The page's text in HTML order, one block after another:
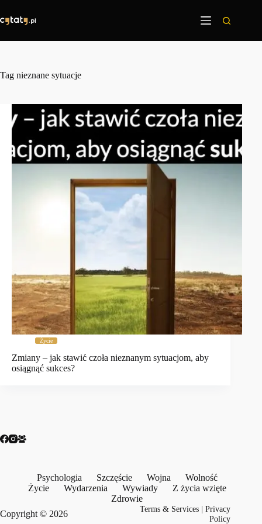
treści
Tag nieznane sytuacje
Życie
Zmiany – jak stawić czoła nieznanym sytuacjom, aby
osiągnąć sukces?
Psychologia Szczęście Wojna
Wolność
Życie
Wydarzenia Wywiady
Z życia wzięte
Zdrowie
Copyright © 2026
Terms & Services |Privacy
Policy